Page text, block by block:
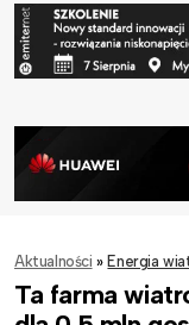
Aktualności » Energia
Ta farma